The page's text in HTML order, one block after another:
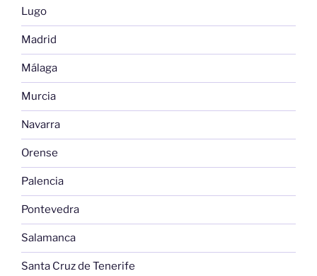
Lugo
Madrid
Málaga
Murcia
Navarra
Orense
Palencia
Pontevedra
Salamanca
Santa Cruz de Tenerife